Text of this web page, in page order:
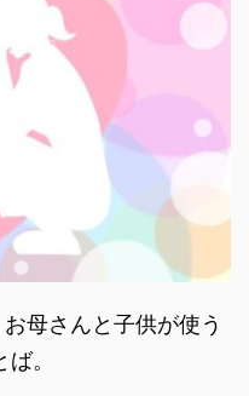
お母さんと子供が使う
。